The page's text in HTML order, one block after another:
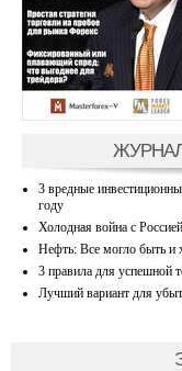
3 вредные
году
Холодная война с
Нефть: Все могло быть и
3 правила для успешной
Лучший вариант для